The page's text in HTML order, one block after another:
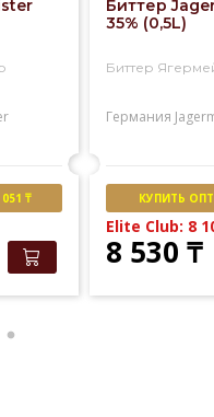
₸
Биттер
35% (0,5L)
Биттер
Германия
КУПИТЬ
Elite Club: 8
8 530 ₸